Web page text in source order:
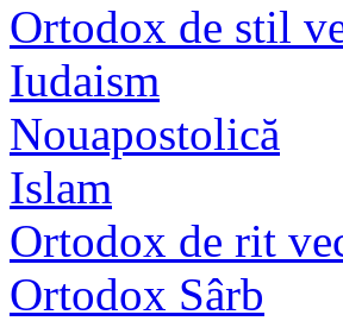
Ortodox de stil
Iudaism
Nouapostolică
Islam
Ortodox de rit
Ortodox Sârb